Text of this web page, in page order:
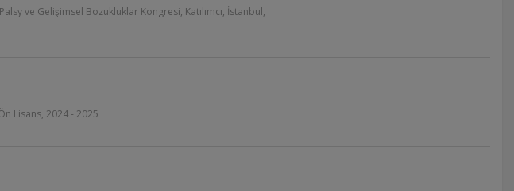
ve Gelişimsel Bozukluklar Kongresi, Katılımcı, İstanbul,
Lisans, 2024 - 2025